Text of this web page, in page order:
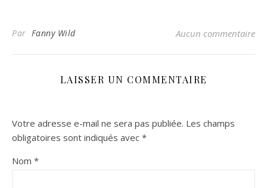
Par Fanny Wild Aucun commentaire
LAISSER UN COMMENTAIRE
Votre adresse e-mail ne sera pas publiée. Les champs
obligatoires sont indiqués avec *
Nom *